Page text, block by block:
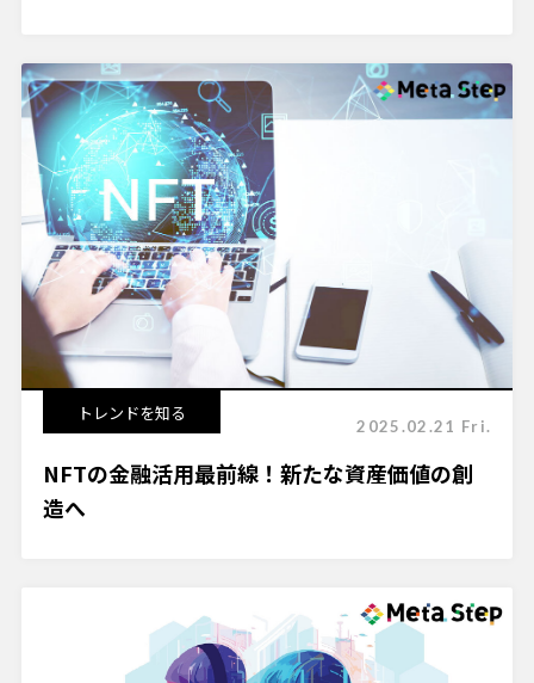
トレンドを知る
2025.02.21 Fri.
NFTの金融活用最前線！新たな資産価値の創
造へ